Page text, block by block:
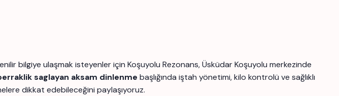
bilgiye ulaşmak isteyenler için Koşuyolu Rezonans, Üsküdar Koşuyolu merkezinde
saglayan aksam dinlenme başlığında iştah yönetimi, kilo kontrolü ve sağlıklı
dikkat edebileceğini paylaşıyoruz.